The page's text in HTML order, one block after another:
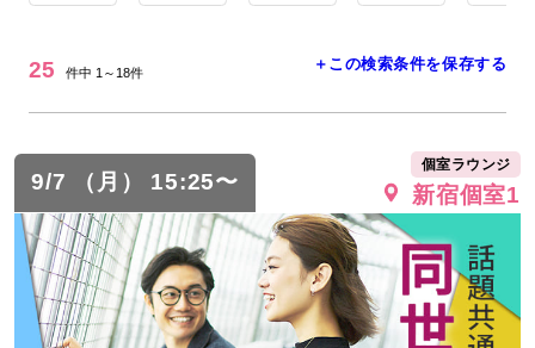
25 件中 1～18件 ＋この検索条件を保存する
9/7 （月） 15:25〜
個室ラウンジ
新宿個室1